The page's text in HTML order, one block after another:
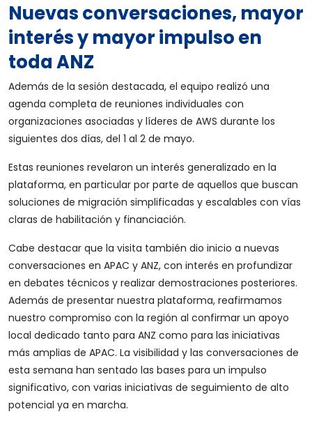
Nuevas conversaciones, mayor
interés y mayor impulso en
toda ANZ
Además de la sesión destacada, el equipo realizó una
agenda completa de reuniones individuales con
organizaciones asociadas y líderes de AWS durante los
siguientes dos días, del 1 al 2 de mayo.
Estas reuniones revelaron un interés generalizado en la
plataforma, en particular por parte de aquellos que buscan
soluciones de migración simplificadas y escalables con vías
claras de habilitación y financiación.
Cabe destacar que la visita también dio inicio a nuevas
conversaciones en APAC y ANZ, con interés en profundizar
en debates técnicos y realizar demostraciones posteriores.
Además de presentar nuestra plataforma, reafirmamos
nuestro compromiso con la región al confirmar un apoyo
local dedicado tanto para ANZ como para las iniciativas
más amplias de APAC. La visibilidad y las conversaciones de
esta semana han sentado las bases para un impulso
significativo, con varias iniciativas de seguimiento de alto
potencial ya en marcha.